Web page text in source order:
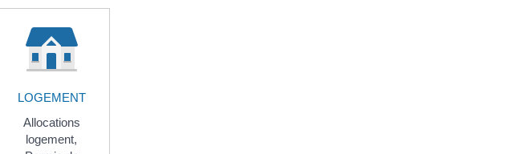
LOGEMENT
Allocations
logement,